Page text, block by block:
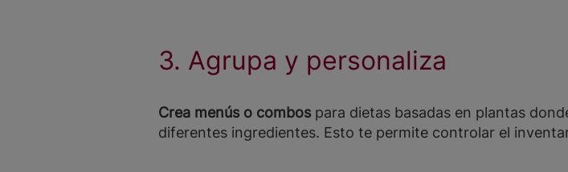
3. Agrupa y personaliza
Crea menús o combos para dietas basadas en plantas
diferentes ingredientes. Esto te permite controlar el